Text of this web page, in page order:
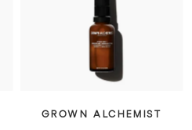
GROWN ALCHEMIST